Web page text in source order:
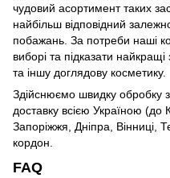
чудовий асортимент таких
найбільш відповідний
побажань. За потреби наші
виборі та підказати
та іншу доглядову косметику.
Здійснюємо швидку обробку
доставку всією Україною (до
Запоріжжя, Дніпра, Вінниці,
кордон.
FAQ